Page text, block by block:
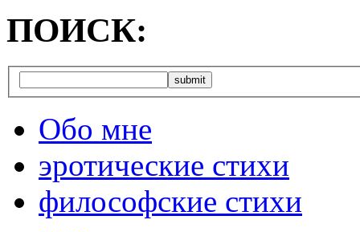
ПОИСК:
Обо мне
эротические стихи
философские стихи